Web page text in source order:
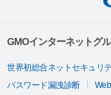
GMOインターネットグ
世界初総合ネットセキュリ
パスワード漏洩診断